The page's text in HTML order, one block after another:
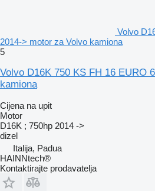
Volvo
2014-> motor za Volvo kamiona
5
Volvo D16K 750 KS FH 16 EURO
kamiona
Cijena na upit
Motor
D16K ; 750hp 2014 ->
dizel
Italija, Padua
HAINNtech®
Kontaktirajte prodavatelja